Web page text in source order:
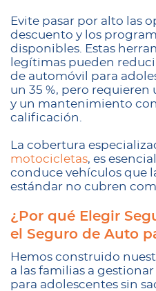
Evite pasar por alto las
descuento y los
disponibles. Estas
legítimas pueden
de automóvil para
un 35 %, pero
y un mantenimiento
calificación.
La cobertura
motocicletas, es
conduce vehículos que
estándar no cubren
¿Por qué Elegir
el Seguro de Auto
Hemos construido
a las familias a
para adolescentes sin